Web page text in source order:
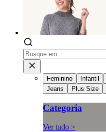
Feminino Infantil
Jeans
Plus Size
Categoria
Ver tudo >